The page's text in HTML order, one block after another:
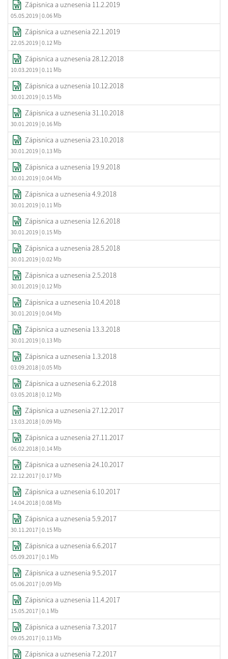
Zápisnica a uznesenia 11.2.2019
05.05.2019 | 0.06 Mb
Zápisnica a uznesenia 22.1.2019
22.05.2019 | 0.12 Mb
Zápisnica a uznesenia 28.12.2018
10.03.2019 | 0.11 Mb
Zápisnica a uznesenia 10.12.2018
30.01.2019 | 0.15 Mb
Zápisnica a uznesenia 31.10.2018
30.01.2019 | 0.16 Mb
Zápisnica a uznesenia 23.10.2018
30.01.2019 | 0.13 Mb
Zápisnica a uznesenia 19.9.2018
30.01.2019 | 0.04 Mb
Zápisnica a uznesenia 4.9.2018
30.01.2019 | 0.11 Mb
Zápisnica a uznesenia 12.6.2018
30.01.2019 | 0.15 Mb
Zápisnica a uznesenia 28.5.2018
30.01.2019 | 0.02 Mb
Zápisnica a uznesenia 2.5.2018
30.01.2019 | 0.12 Mb
Zápisnica a uznesenia 10.4.2018
30.01.2019 | 0.04 Mb
Zápisnica a uznesenia 13.3.2018
30.01.2019 | 0.13 Mb
Zápisnica a uznesenia 1.3.2018
03.09.2018 | 0.05 Mb
Zápisnica a uznesenia 6.2.2018
03.05.2018 | 0.12 Mb
Zápisnica a uznesenia 27.12.2017
13.03.2018 | 0.09 Mb
Zápisnica a uznesenia 27.11.2017
06.02.2018 | 0.14 Mb
Zápisnica a uznesenia 24.10.2017
22.12.2017 | 0.17 Mb
Zápisnica a uznesenia 6.10.2017
14.04.2018 | 0.08 Mb
Zápisnica a uznesenia 5.9.2017
30.11.2017 | 0.15 Mb
Zápisnica a uznesenia 6.6.2017
05.09.2017 | 0.1 Mb
Zápisnica a uznesenia 9.5.2017
05.06.2017 | 0.09 Mb
Zápisnica a uznesenia 11.4.2017
15.05.2017 | 0.1 Mb
Zápisnica a uznesenia 7.3.2017
09.05.2017 | 0.13 Mb
Zápisnica a uznesenia 7.2.2017